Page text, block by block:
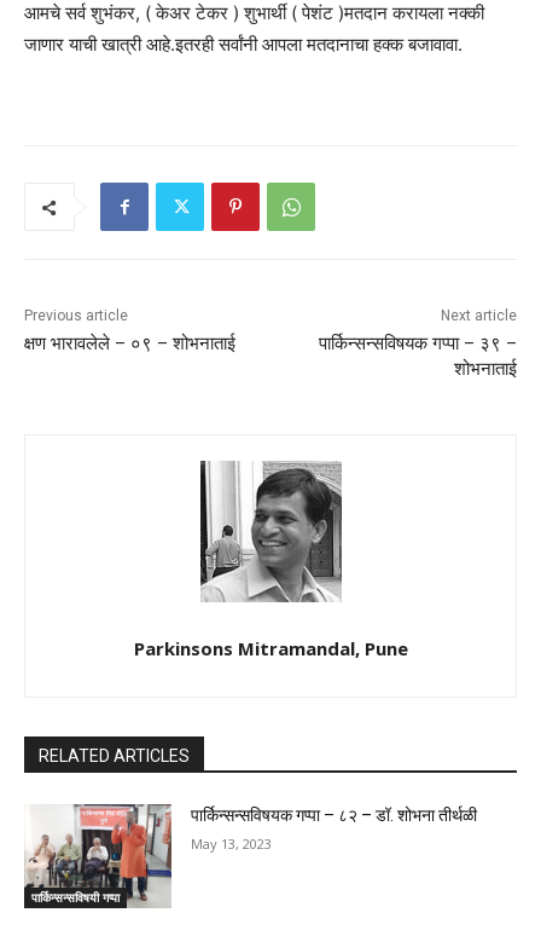
आमचे सर्व शुभंकर, ( केअर टेकर ) शुभार्थी ( पेशंट )मतदान करायला नक्की
जाणार याची खात्री आहे.इतरही सर्वांनी आपला मतदानाचा हक्क बजावावा.
Previous article
क्षण भारावलेले – ०९ – शोभनाताई
Next article
पार्किन्सन्सविषयक गप्पा – ३९ –
शोभनाताई
Parkinsons Mitramandal, Pune
RELATED ARTICLES
पार्किन्सन्सविषयी गप्पा
पार्किन्सन्सविषयक गप्पा – ८२ – डॉ. शोभना तीर्थळी
May 13, 2023